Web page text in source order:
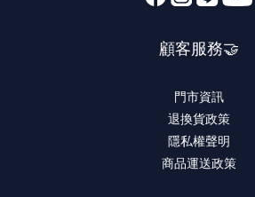
顧客服務🤝
門市資訊
退換貨政策
隱私權聲明
商品運送政策